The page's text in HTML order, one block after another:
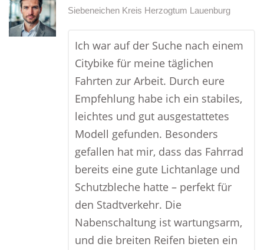
Siebeneichen Kreis Herzogtum Lauenburg
Ich war auf der Suche nach einem
Citybike für meine täglichen
Fahrten zur Arbeit. Durch eure
Empfehlung habe ich ein stabiles,
leichtes und gut ausgestattetes
Modell gefunden. Besonders
gefallen hat mir, dass das Fahrrad
bereits eine gute Lichtanlage und
Schutzbleche hatte – perfekt für
den Stadtverkehr. Die
Nabenschaltung ist wartungsarm,
und die breiten Reifen bieten ein